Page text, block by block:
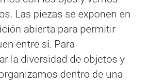
Las piezas se exponen en
abierta para permitir
entre sí. Para
la diversidad de objetos y
dentro de una